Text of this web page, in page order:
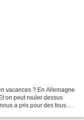
vacances ? En Allemagne
on peut rouler dessus
a pris pour des fous.